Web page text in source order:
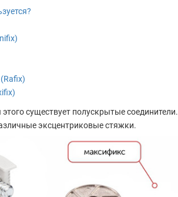
существует полускрытые соединители.
эксцентриковые стяжки.